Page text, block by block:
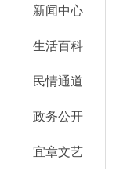
新闻中心
生活百科
民情通道
政务公开
宜章文艺